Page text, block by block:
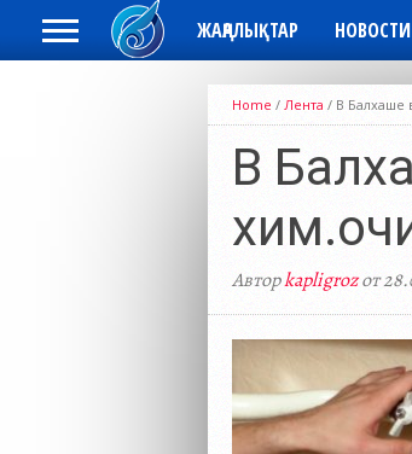
ЖАҢАЛЫҚТАР НОВОСТИ
Home / Лента / В Балхаше
В
Авторkapligrozот